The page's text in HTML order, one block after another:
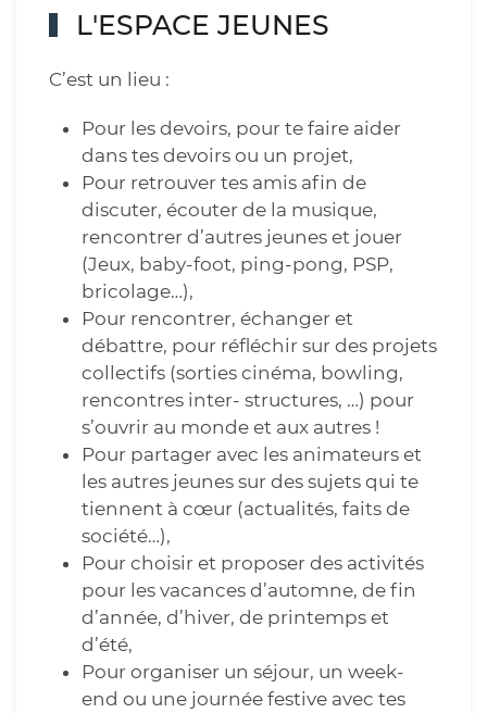
L'ESPACE JEUNES
C’est un lieu :
Pour les devoirs, pour te faire aider
dans tes devoirs ou un projet,
Pour retrouver tes amis afin de
discuter, écouter de la musique,
rencontrer d’autres jeunes et jouer
(Jeux, baby-foot, ping-pong, PSP,
bricolage…),
Pour rencontrer, échanger et
débattre, pour réfléchir sur des projets
collectifs (sorties cinéma, bowling,
rencontres inter- structures, …) pour
s’ouvrir au monde et aux autres !
Pour partager avec les animateurs et
les autres jeunes sur des sujets qui te
tiennent à cœur (actualités, faits de
société…),
Pour choisir et proposer des activités
pour les vacances d’automne, de fin
d’année, d’hiver, de printemps et
d’été,
Pour organiser un séjour, un week-
end ou une journée festive avec tes